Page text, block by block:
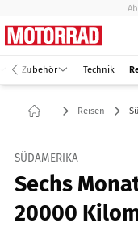
Zubehör Technik
Reisen
SÜDAMERIKA
Sechs
20000